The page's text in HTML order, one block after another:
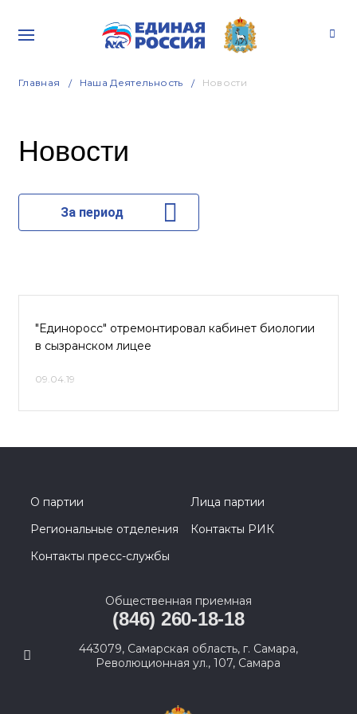
Главная Наша Деятельность Новости
Новости
За период
"Единоросс" отремонтировал кабинет биологии
в сызранском лицее
09.04.19
О партии
Лица партии
Региональные отделения
Контакты РИК
Контакты пресс-службы
Общественная приемная
(846) 260-18-18
443079, Самарская область, г. Самара,
Революционная ул., 107, Самара